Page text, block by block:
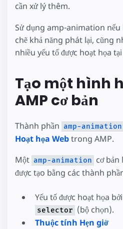
cần xử lý thêm.
Sử dụng amp-animation nếu
chẽ khả năng phát lại, cũng
nhiều yếu tố được hoạt họa
Tạo một hình
AMP cơ bản
Thành phần amp-animation
Hoạt họa Webtrong AMP.
Một amp-animation cơ bản
được tạo bằng các thành
Yếu tố được hoạt họa
selector (bộ chọn).
Thuộc tính Hẹn giờ